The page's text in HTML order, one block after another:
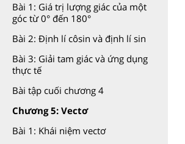
Bài 1: Giá trị lượng giác của một
góc từ 0° đến 180°
Bài 2: Định lí côsin và định lí sin
Bài 3: Giải tam giác và ứng dụng
thực tế
Bài tập cuối chương 4
Chương 5: Vectơ
Bài 1: Khái niệm vectơ